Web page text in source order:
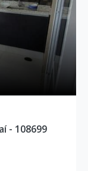
- 108699